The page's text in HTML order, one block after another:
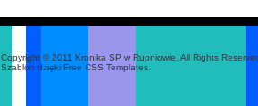
Copyright © 2011 Kronika SP w Rupniowie. All Rights
Szablon dzięki Free CSS Templates.